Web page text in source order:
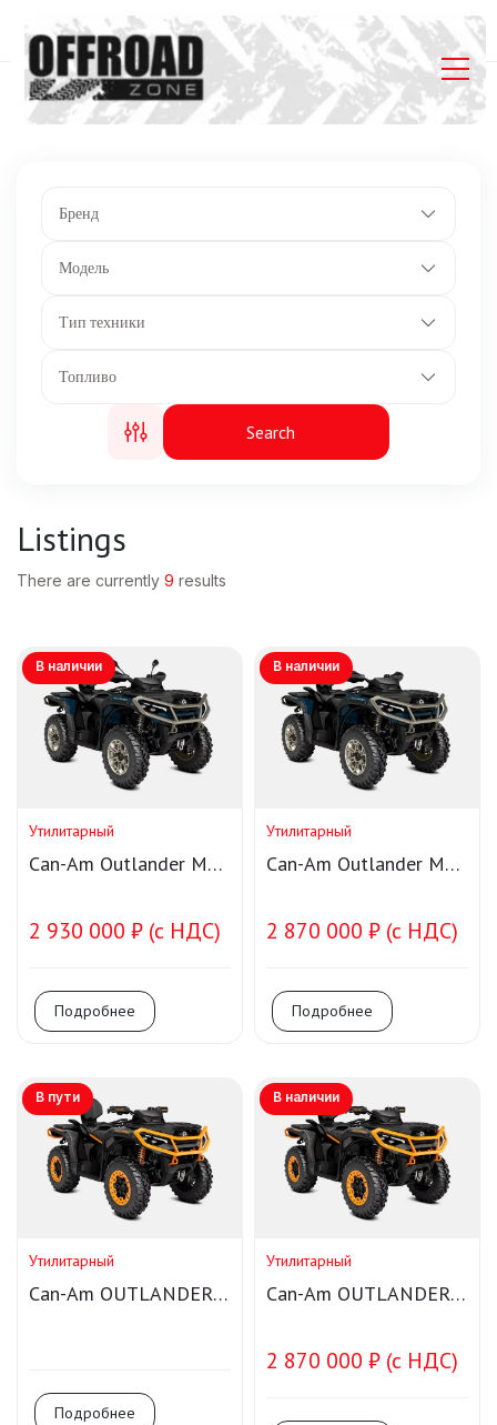
Главная Listings Задние колеса: XPS Trail King 2 27×10×14
Бренд
Модель
Тип техники
Топливо
Search
Listings
There are currently 9 results
В наличии
Утилитарный
Can-Am Outlander MAX
2 930 000 ₽ (с НДС)
Подробнее
В наличии
Утилитарный
Can-Am Outlander MAX
2 870 000 ₽ (с НДС)
Подробнее
В пути
Утилитарный
Can-Am OUTLANDER
Подробнее
В наличии
Утилитарный
Can-Am OUTLANDER
2 870 000 ₽ (с НДС)